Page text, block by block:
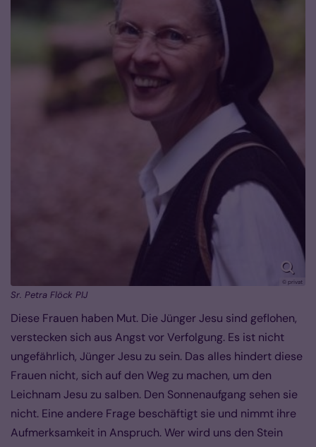
© privat
Sr. Petra Flöck PIJ
Diese Frauen haben Mut. Die Jünger Jesu sind geflohen,
verstecken sich aus Angst vor Verfolgung. Es ist nicht
ungefährlich, Jünger Jesu zu sein. Das alles hindert diese
Frauen nicht, sich auf den Weg zu machen, um den
Leichnam Jesu zu salben. Den Sonnenaufgang sehen sie
nicht. Eine andere Frage beschäftigt sie und nimmt ihre
Aufmerksamkeit in Anspruch. Wer wird uns den Stein